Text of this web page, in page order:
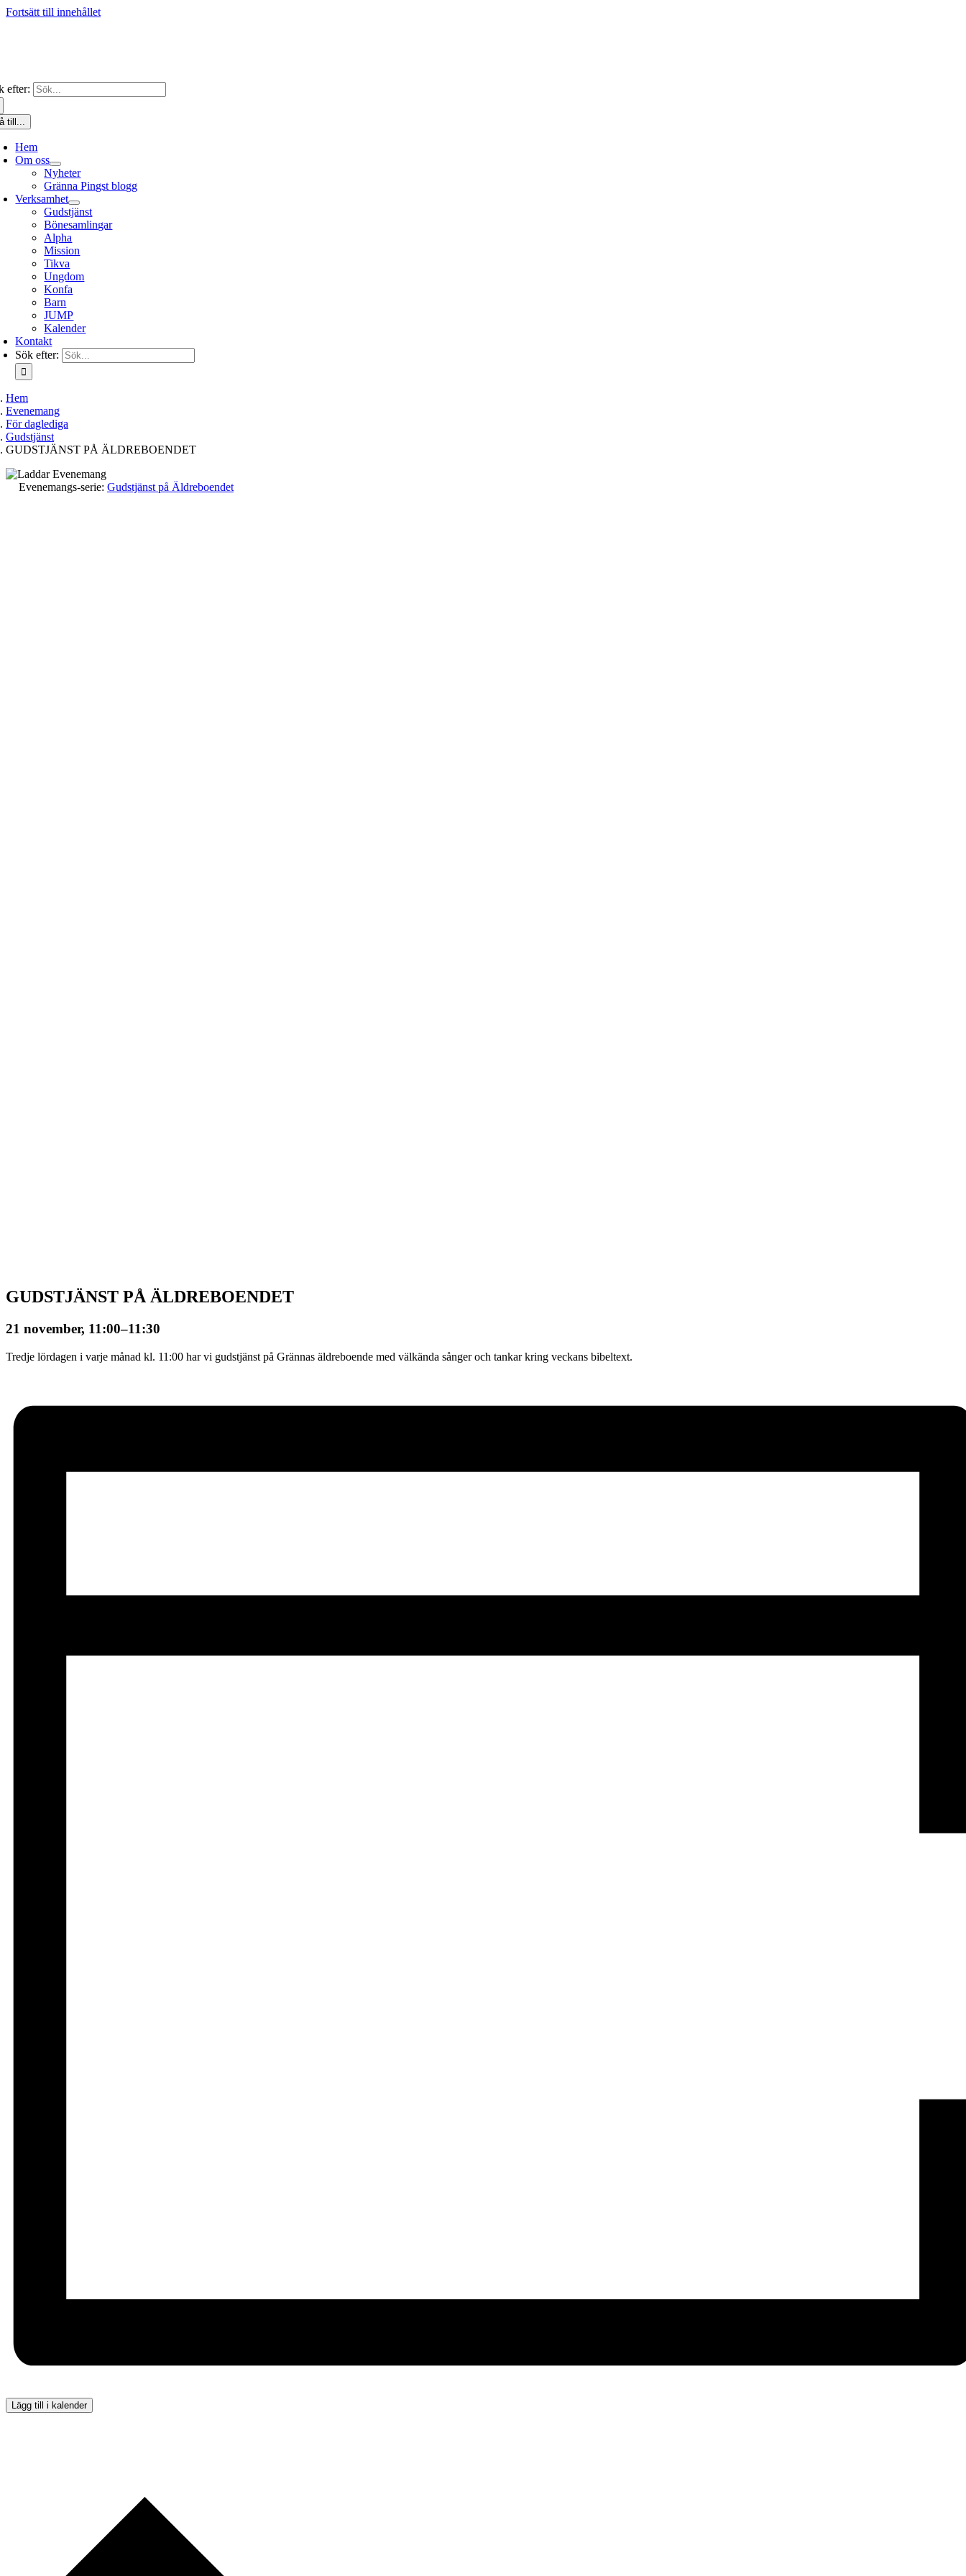
Fortsätt till innehållet
efter:
till...
Hem
Om oss
Nyheter
Gränna Pingst blogg
Verksamhet
Gudstjänst
Bönesamlingar
Alpha
Mission
Tikva
Ungdom
Konfa
Barn
JUMP
Kalender
Kontakt
Sök efter:
Hem
Evenemang
För daglediga
Gudstjänst
GUDSTJÄNST PÅ ÄLDREBOENDET
Evenemangs-serie: Gudstjänst på Äldreboendet
GUDSTJÄNST PÅ ÄLDREBOENDET
21 november, 11:00–11:30
Tredje lördagen i varje månad kl. 11:00 har vi gudstjänst på Grännas äldreboende med välkända sånger och tankar kring veckans bibeltext.
Lägg till i kalender